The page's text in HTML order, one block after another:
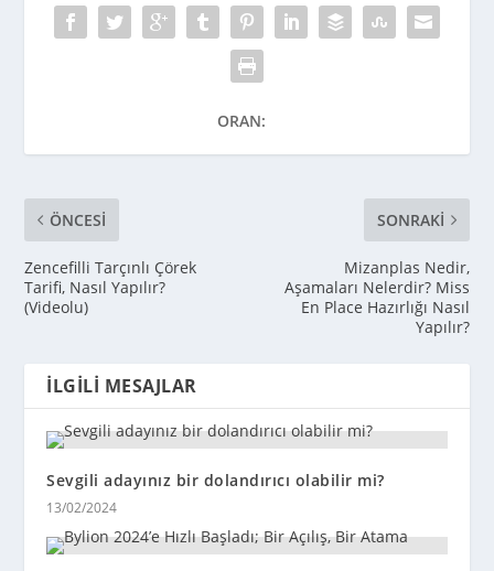
ORAN:
ÖNCESI
Zencefilli Tarçınlı Çörek
Tarifi, Nasıl Yapılır?
(Videolu)
SONRAKI
Mizanplas Nedir,
Aşamaları Nelerdir? Miss
En Place Hazırlığı Nasıl
Yapılır?
İLGILI MESAJLAR
Sevgili adayınız bir dolandırıcı olabilir mi?
13/02/2024